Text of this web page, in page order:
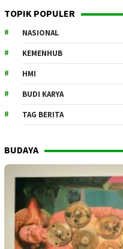
TOPIK POPULER
NASIONAL
KEMENHUB
HMI
BUDI KARYA
TAG BERITA
BUDAYA